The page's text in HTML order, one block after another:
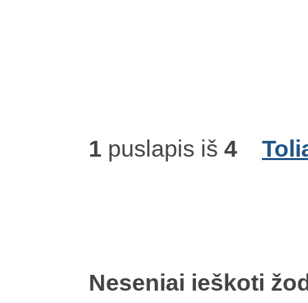
1 puslapis iš 4
Neseniai ieškoti